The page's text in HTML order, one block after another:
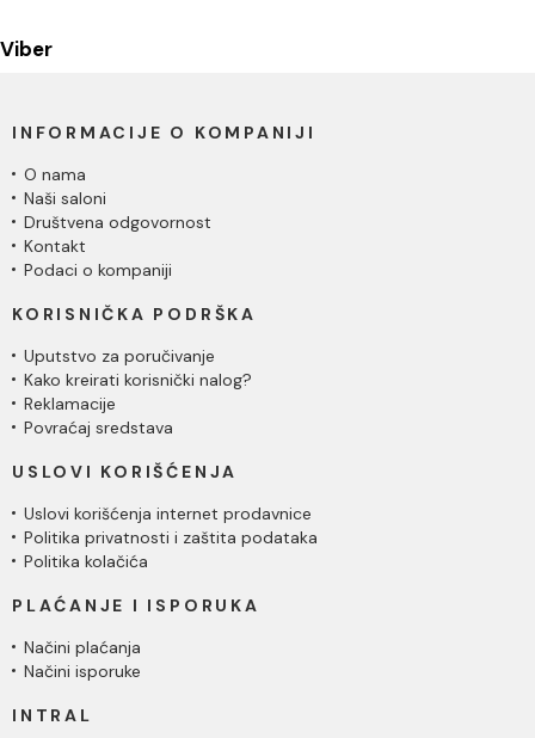
Viber
INFORMACIJE O KOMPANIJI
O nama
Naši saloni
Društvena odgovornost
Kontakt
Podaci o kompaniji
KORISNIČKA PODRŠKA
Uputstvo za poručivanje
Kako kreirati korisnički nalog?
Reklamacije
Povraćaj sredstava
USLOVI KORIŠĆENJA
Uslovi korišćenja internet prodavnice
Politika privatnosti i zaštita podataka
Politika kolačića
PLAĆANJE I ISPORUKA
Načini plaćanja
Načini isporuke
INTRAL